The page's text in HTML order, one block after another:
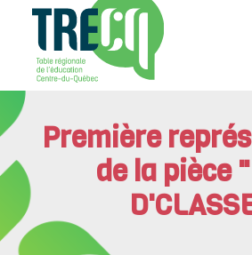
Réussite
éducative
Lecture
Plaisir de lire
Événements
et activités
Première
de la pièce